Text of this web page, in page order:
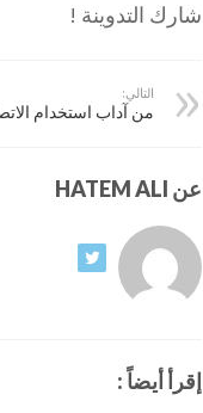
شارك التدوينة !
التالي:
من آداب استخدام
عن HATEM ALI
إقرأ أيضاً :